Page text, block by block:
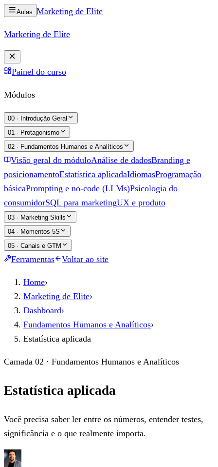
Aulas Marketing de Elite
Marketing de Elite
Painel do curso
Módulos
00 · Introdução Geral
01 · Protagonismo
02 · Fundamentos Humanos e Analíticos
Visão geral do móduloAnálise de dadosBranding e
posicionamentoEstatística aplicadaIdiomasProgramação
básicaPrompting e no-code (LLMs)Psicologia do
consumidorSQL para marketingUX e produto
03 · Marketing Skills
04 · Momentos 5S
05 · Canais e GTM
Ferramentas Voltar ao site
Home›
Marketing de Elite›
Dashboard›
Fundamentos Humanos e Analíticos›
Estatística aplicada
Camada 02 · Fundamentos Humanos e Analíticos
Estatística aplicada
Você precisa saber ler entre os números, entender testes,
significância e o que realmente importa.